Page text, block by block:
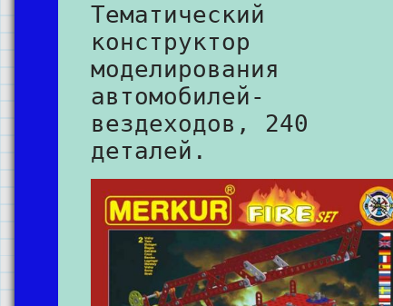
Тематический
конструктор
моделирования
автомобилей-
вездеходов, 240
деталей.